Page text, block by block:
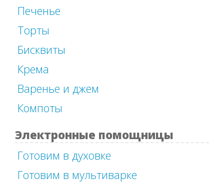
Печенье
Торты
Бисквиты
Крема
Варенье и джем
Компоты
Электронные помощницы
Готовим в духовке
Готовим в мультиварке